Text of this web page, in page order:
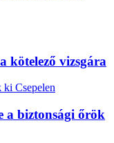
kötelező vizsgára
a biztonsági őrök